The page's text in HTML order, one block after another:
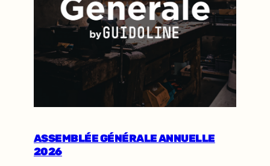
ASSEMBLÉE GÉNÉRALE ANNUELLE
2026